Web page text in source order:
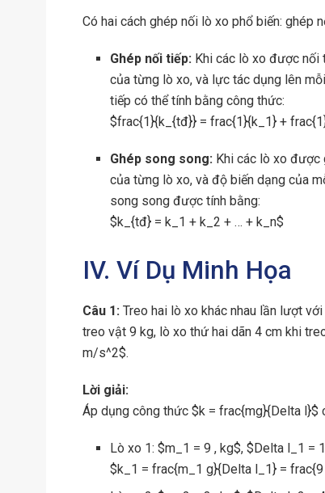
Có hai cách ghép nối lò xo phổ biến: ghép
Ghép nối tiếp: Khi các lò xo được nối
của từng lò xo, và lực tác dụng lên
tiếp có thể tính bằng công thức:
$frac{1}{k_{tđ}} = frac{1}{k_1} +
Ghép song song: Khi các lò xo
của từng lò xo, và độ biến dạng của
song song được tính bằng:
$k_{tđ} = k_1 + k_2 + … + k_n$
IV. Ví Dụ Minh Họa
Câu 1: Treo hai lò xo khác nhau lần lượt
treo vật 9 kg, lò xo thứ hai dãn 4 cm khi
m/s^2$.
Lời giải:
Áp dụng công thức $k = frac{mg}{Delta l}$
Lò xo 1: $m_1 = 9 , kg$, $Delta l_1 =
$k_1 = frac{m_1 g}{Delta l_1} =